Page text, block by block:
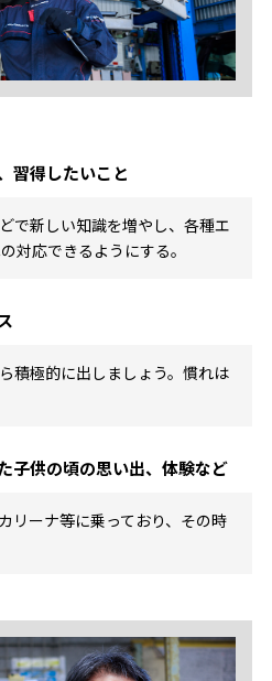
習得したいこと
で新しい知識を増やし、各種エ
対応できるようにする。
積極的に出しましょう。慣れは
子供の頃の思い出、体験など
リーナ等に乗っており、その時